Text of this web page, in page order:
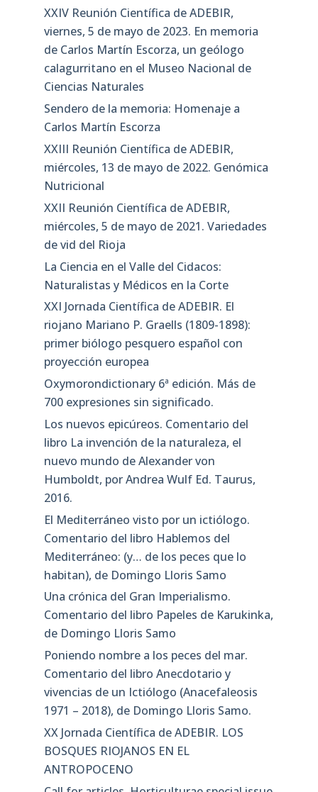
XXIV Reunión Científica de ADEBIR,
viernes, 5 de mayo de 2023. En memoria
de Carlos Martín Escorza, un geólogo
calagurritano en el Museo Nacional de
Ciencias Naturales
Sendero de la memoria: Homenaje a
Carlos Martín Escorza
XXIII Reunión Científica de ADEBIR,
miércoles, 13 de mayo de 2022. Genómica
Nutricional
XXII Reunión Científica de ADEBIR,
miércoles, 5 de mayo de 2021. Variedades
de vid del Rioja
La Ciencia en el Valle del Cidacos:
Naturalistas y Médicos en la Corte
XXI Jornada Científica de ADEBIR. El
riojano Mariano P. Graells (1809-1898):
primer biólogo pesquero español con
proyección europea
Oxymorondictionary 6ª edición. Más de
700 expresiones sin significado.
Los nuevos epicúreos. Comentario del
libro La invención de la naturaleza, el
nuevo mundo de Alexander von
Humboldt, por Andrea Wulf Ed. Taurus,
2016.
El Mediterráneo visto por un ictiólogo.
Comentario del libro Hablemos del
Mediterráneo: (y… de los peces que lo
habitan), de Domingo Lloris Samo
Una crónica del Gran Imperialismo.
Comentario del libro Papeles de Karukinka,
de Domingo Lloris Samo
Poniendo nombre a los peces del mar.
Comentario del libro Anecdotario y
vivencias de un Ictiólogo (Anacefaleosis
1971 – 2018), de Domingo Lloris Samo.
XX Jornada Científica de ADEBIR. LOS
BOSQUES RIOJANOS EN EL
ANTROPOCENO